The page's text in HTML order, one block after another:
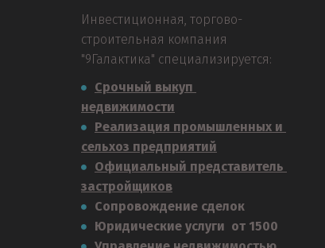
Инвестиционная, торгово-
строительная компания
"9Галактика" специализируется:
Срочный выкуп
недвижимости
Реализация промышленных и
сельхоз предприятий
Официальный представитель
застройщиков
Сопровождение сделок
Юридические услуги  от 1500